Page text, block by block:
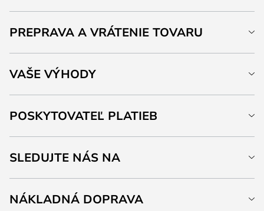
PREPRAVA A VRÁTENIE TOVARU
VAŠE VÝHODY
POSKYTOVATEĽ PLATIEB
SLEDUJTE NÁS NA
NÁKLADNÁ DOPRAVA